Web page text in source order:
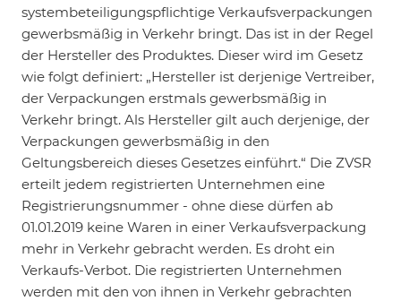
systembeteiligungspflichtige Verkaufsverpackungen
gewerbsmäßig in Verkehr bringt. Das ist in der Regel
der Hersteller des Produktes. Dieser wird im Gesetz
wie folgt definiert: „Hersteller ist derjenige Vertreiber,
der Verpackungen erstmals gewerbsmäßig in
Verkehr bringt. Als Hersteller gilt auch derjenige, der
Verpackungen gewerbsmäßig in den
Geltungsbereich dieses Gesetzes einführt.“ Die ZVSR
erteilt jedem registrierten Unternehmen eine
Registrierungsnummer - ohne diese dürfen ab
01.01.2019 keine Waren in einer Verkaufsverpackung
mehr in Verkehr gebracht werden. Es droht ein
Verkaufs-Verbot. Die registrierten Unternehmen
werden mit den von ihnen in Verkehr gebrachten